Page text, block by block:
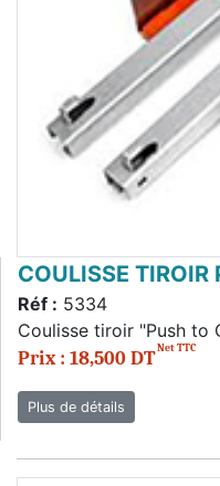
COULISSE
Réf : 5334
Coulisse tiroir "Push to
Prix : 18,500 DTNet TTC
Plus de détails